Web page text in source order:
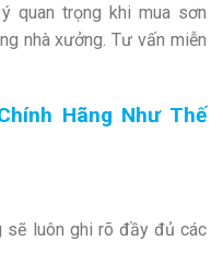
quan trọng khi mua sơn
nhà xưởng. Tư vấn miễn
Hãng Như Thế
sẽ luôn ghi rõ đầy đủ các